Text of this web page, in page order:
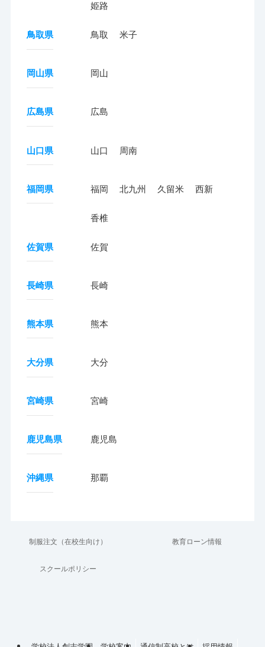
姫路
鳥取県 鳥取 米子
岡山県 岡山
広島県 広島
山口県 山口 周南
福岡県 福岡 北九州 久留米 西新
香椎
佐賀県 佐賀
長崎県 長崎
熊本県 熊本
大分県 大分
宮崎県 宮崎
鹿児島県 鹿児島
沖縄県 那覇
制服注文（在校生向け） 教育ローン情報
スクールポリシー